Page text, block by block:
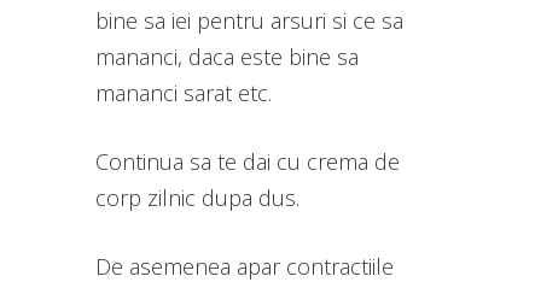
bine sa iei pentru arsuri si ce sa
mananci, daca este bine sa
mananci sarat etc.
Continua sa te dai cu crema de
corp zilnic dupa dus.
De asemenea apar contractiile